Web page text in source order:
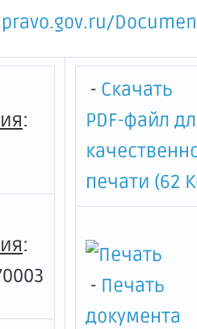
:
:
- Скачать
PDF-файл
печати (62
- Печать
документа